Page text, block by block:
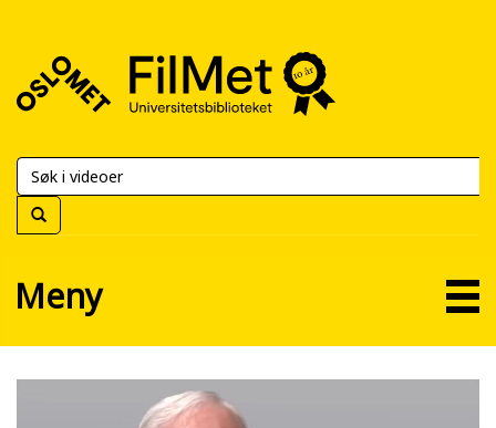
FilMet
Universitetsbiblioteket
Meny